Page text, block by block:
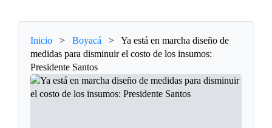
Inicio > Boyacá >
Ya está en marcha diseño de
medidas para disminuir el costo de los insumos:
Presidente Santos